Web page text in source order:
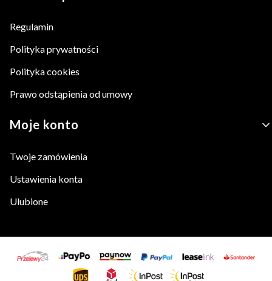
Regulamin
Polityka prywatności
Polityka cookies
Prawo odstąpienia od umowy
Moje konto
Twoje zamówienia
Ustawienia konta
Ulubione